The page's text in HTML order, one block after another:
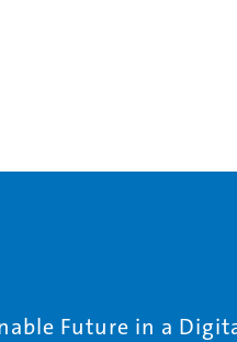
Future in a